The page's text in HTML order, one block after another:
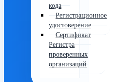
кода
Регистрационное
удостоверение
Сертификат
Регистра
проверенных
организаций